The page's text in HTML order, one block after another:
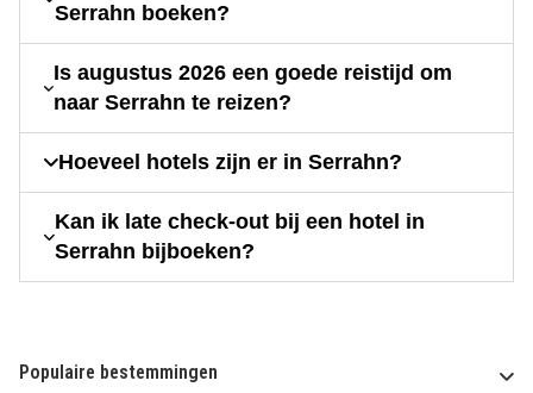
Serrahn boeken?
Is augustus 2026 een goede reistijd om
naar Serrahn te reizen?
Hoeveel hotels zijn er in Serrahn?
Kan ik late check-out bij een hotel in
Serrahn bijboeken?
Populaire bestemmingen